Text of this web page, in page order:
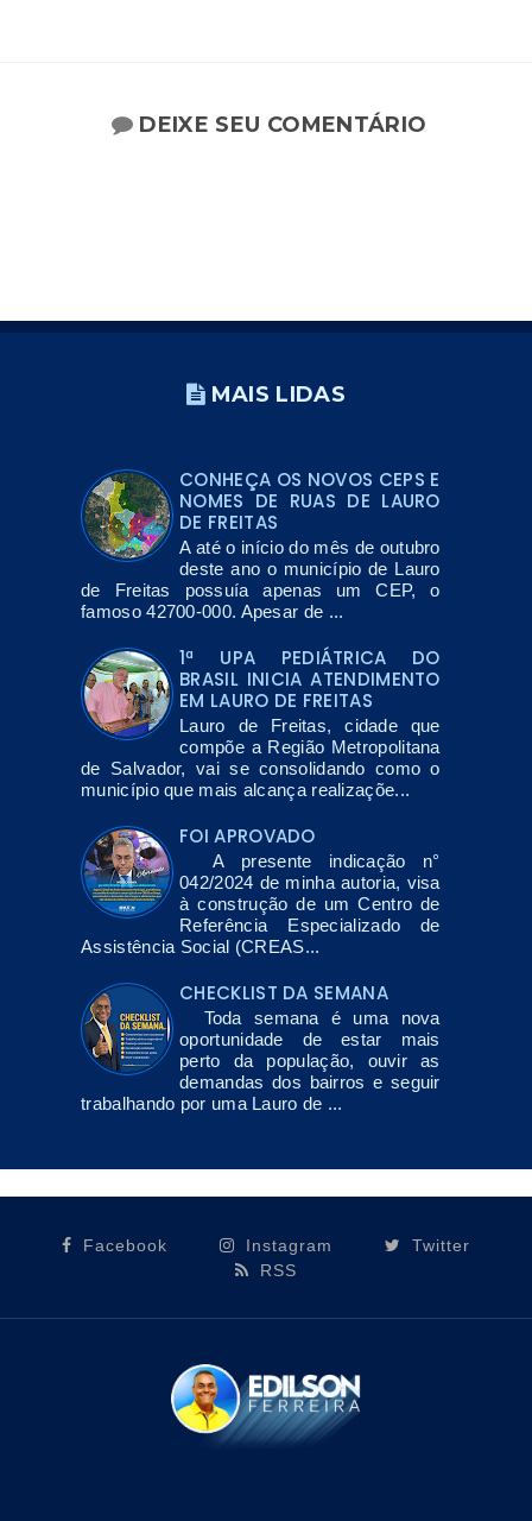
DEIXE SEU COMENTÁRIO
MAIS LIDAS
CONHEÇA OS NOVOS CEPS E
NOMES DE RUAS DE LAURO
DE FREITAS
A até o início do mês de outubro
deste ano o município de Lauro
de Freitas possuía apenas um CEP, o
famoso 42700-000. Apesar de ...
1ª UPA PEDIÁTRICA DO
BRASIL INICIA ATENDIMENTO
EM LAURO DE FREITAS
Lauro de Freitas, cidade que
compõe a Região Metropolitana
de Salvador, vai se consolidando como o
município que mais alcança realizaçõe...
FOI APROVADO
A presente indicação n°
042/2024 de minha autoria, visa
à construção de um Centro de
Referência Especializado de
Assistência Social (CREAS...
CHECKLIST DA SEMANA
Toda semana é uma nova
oportunidade de estar mais
perto da população, ouvir as
demandas dos bairros e seguir
trabalhando por uma Lauro de ...
Facebook Instagram
Twitter
RSS